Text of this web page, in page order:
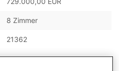
8 Zimmer
21362